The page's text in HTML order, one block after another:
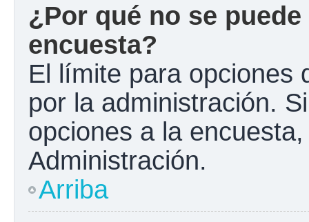
¿Por qué no se
encuesta?
El límite para opciones
por la administración.
opciones a la
Administración.
Arriba